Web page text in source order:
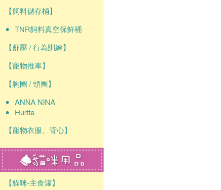
【飼料儲存桶】
TNR飼料真空保鮮桶
【舒壓 / 行為訓練】
【寵物推車】
【胸圈 / 頸圈】
ANNA NINA
Hurtta
【寵物衣服、背心】
【貓咪-主食罐】